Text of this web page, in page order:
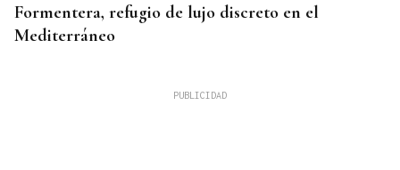
Formentera, refugio de lujo discreto en el
Mediterráneo